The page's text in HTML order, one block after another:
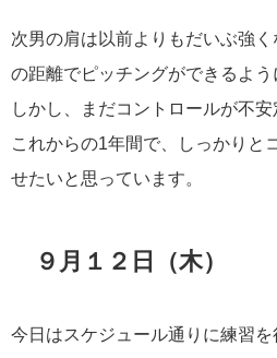
次男の肩は以前よりもだいぶ強
の距離でピッチングができるよう
しかし、まだコントロールが不安
これからの1年間で、しっかりと
せたいと思っています。
９月１２日（木）
今日はスケジュール通りに練習を